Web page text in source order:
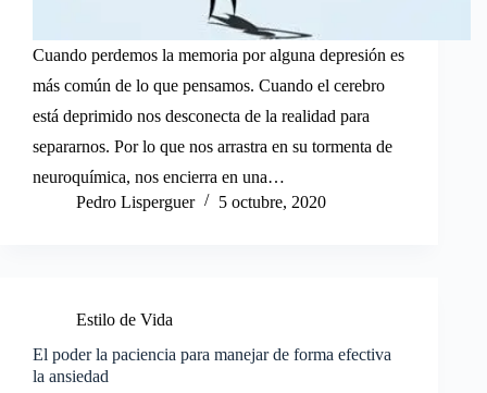
Cuando perdemos la memoria por alguna depresión es
más común de lo que pensamos. Cuando el cerebro
está deprimido nos desconecta de la realidad para
separarnos. Por lo que nos arrastra en su tormenta de
neuroquímica, nos encierra en una…
Pedro Lisperguer
5 octubre, 2020
Estilo de Vida
El poder la paciencia para manejar de forma efectiva
la ansiedad